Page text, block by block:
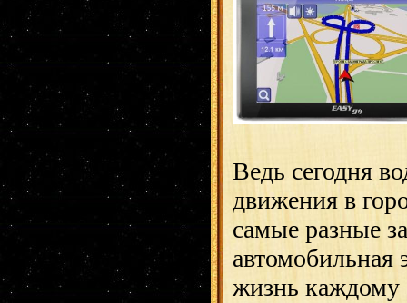
Ведь сегодня
движения в
самые разные
автомобильная
жизнь каждому